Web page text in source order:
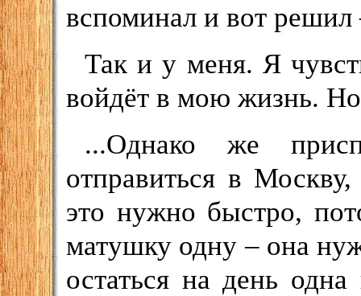
вспоминал и вот
Так и у меня. Я
войдёт в мою жизнь. Но
...Однако же
отправиться в
это нужно быстро,
матушку одну – она
остаться на день